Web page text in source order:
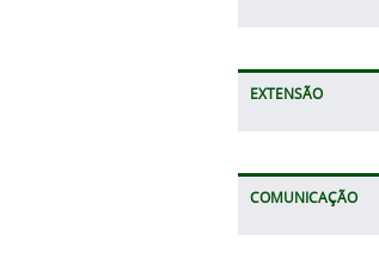
EXTENSÃO
COMUNICAÇÃO